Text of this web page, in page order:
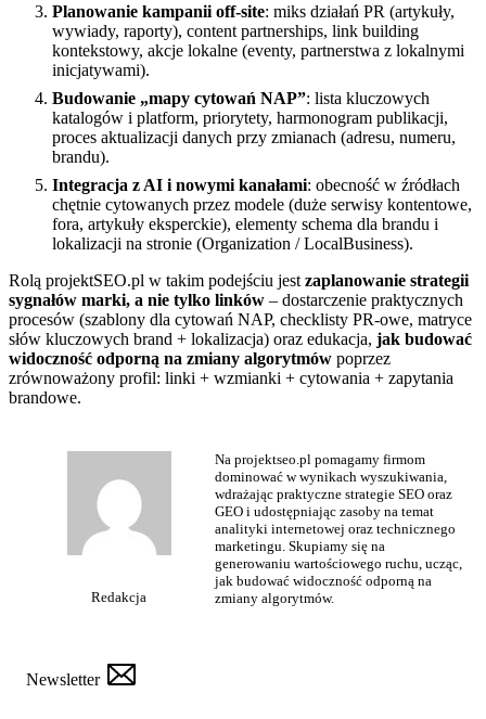
Planowanie kampanii off‑site: miks działań PR (artykuły,
wywiady, raporty), content partnerships, link building
kontekstowy, akcje lokalne (eventy, partnerstwa z lokalnymi
inicjatywami).
Budowanie „mapy cytowań NAP”: lista kluczowych
katalogów i platform, priorytety, harmonogram publikacji,
proces aktualizacji danych przy zmianach (adresu, numeru,
brandu).
Integracja z AI i nowymi kanałami: obecność w źródłach
chętnie cytowanych przez modele (duże serwisy kontentowe,
fora, artykuły eksperckie), elementy schema dla brandu i
lokalizacji na stronie (Organization / LocalBusiness).
Rolą projektSEO.pl w takim podejściu jest zaplanowanie strategii
sygnałów marki, a nie tylko linków – dostarczenie praktycznych
procesów (szablony dla cytowań NAP, checklisty PR‑owe, matryce
słów kluczowych brand + lokalizacja) oraz edukacja, jak budować
widoczność odporną na zmiany algorytmów poprzez
zrównoważony profil: linki + wzmianki + cytowania + zapytania
brandowe.
Redakcja
Na projektseo.pl pomagamy firmom
dominować w wynikach wyszukiwania,
wdrażając praktyczne strategie SEO oraz
GEO i udostępniając zasoby na temat
analityki internetowej oraz technicznego
marketingu. Skupiamy się na
generowaniu wartościowego ruchu, ucząc,
jak budować widoczność odporną na
zmiany algorytmów.
Newsletter